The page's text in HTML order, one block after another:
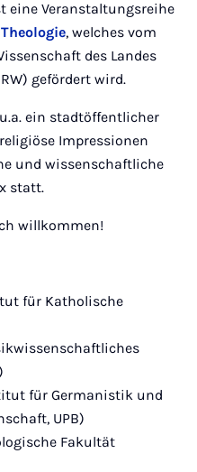
eine Veranstaltungsreihe
, welches vom
des Landes
gefördert wird.
ein stadtöffentlicher
Impressionen
und wissenschaftliche
statt.
willkommen!
für Katholische
für Germanistik und
UPB)
Fakultät